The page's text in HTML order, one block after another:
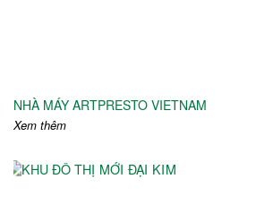
NHÀ MÁY ARTPRESTO VIETNAM
Xem thêm